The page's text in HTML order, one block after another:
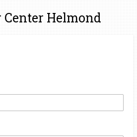
Center Helmond